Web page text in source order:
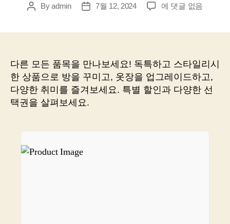
PostByadmin
Post7월 12, 2024
쇼
는
여
러
분,
으
에 댓글 없음
다른 모든 품목을 만나보세요! 독특하고 스타일리시
한 상품으로 방을 꾸미고, 옷장을 업그레이드하고,
다양한 취미를 즐겨보세요. 특별 할인과 다양한 선
택권을 살펴보세요.